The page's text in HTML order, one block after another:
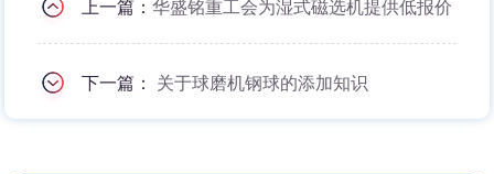
上一篇：华盛铭重工会为湿式磁选机提供低报价
下一篇： 关于球磨机钢球的添加知识